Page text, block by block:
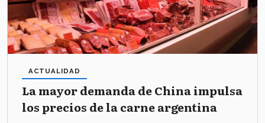
La mayor demanda de China impulsa
los precios de la carne argentina
ACTUALIDAD